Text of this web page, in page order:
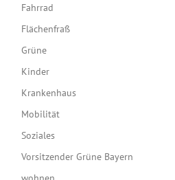
Fahrrad
Flächenfraß
Grüne
Kinder
Krankenhaus
Mobilität
Soziales
Vorsitzender Grüne Bayern